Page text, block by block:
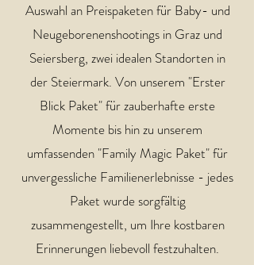
Auswahl an Preispaketen für Baby- und
Neugeborenenshootings in Graz und
Seiersberg, zwei idealen Standorten in
der Steiermark. Von unserem "Erster
Blick Paket" für zauberhafte erste
Momente bis hin zu unserem
umfassenden "Family Magic Paket" für
unvergessliche Familienerlebnisse - jedes
Paket wurde sorgfältig
zusammengestellt, um Ihre kostbaren
Erinnerungen liebevoll festzuhalten.